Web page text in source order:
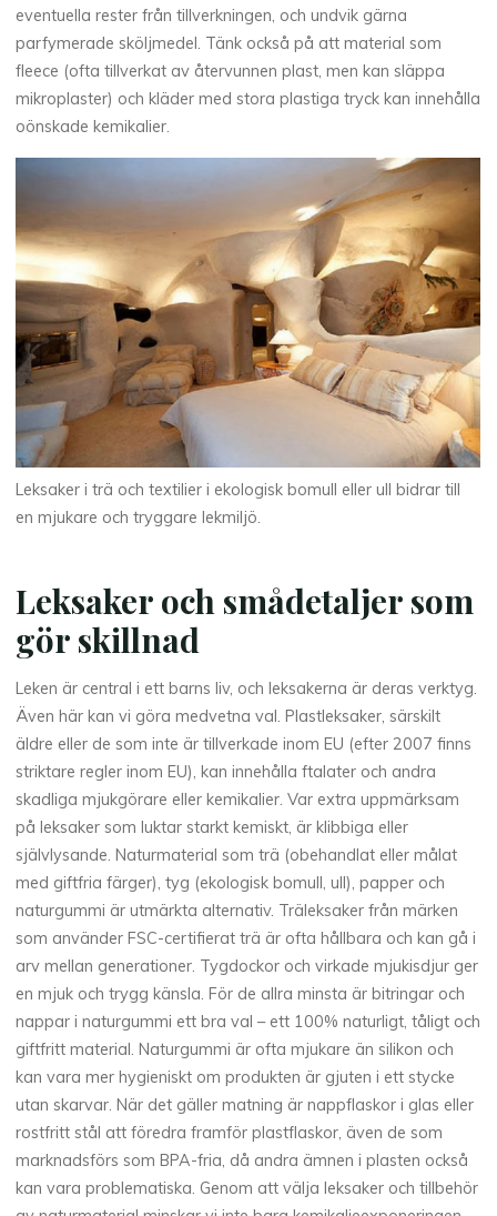
eventuella rester från tillverkningen, och undvik gärna
parfymerade sköljmedel. Tänk också på att material som
fleece (ofta tillverkat av återvunnen plast, men kan släppa
mikroplaster) och kläder med stora plastiga tryck kan innehålla
oönskade kemikalier.
Leksaker i trä och textilier i ekologisk bomull eller ull bidrar till
en mjukare och tryggare lekmiljö.
Leksaker och smådetaljer som
gör skillnad
Leken är central i ett barns liv, och leksakerna är deras verktyg.
Även här kan vi göra medvetna val. Plastleksaker, särskilt
äldre eller de som inte är tillverkade inom EU (efter 2007 finns
striktare regler inom EU), kan innehålla ftalater och andra
skadliga mjukgörare eller kemikalier. Var extra uppmärksam
på leksaker som luktar starkt kemiskt, är klibbiga eller
självlysande. Naturmaterial som trä (obehandlat eller målat
med giftfria färger), tyg (ekologisk bomull, ull), papper och
naturgummi är utmärkta alternativ. Träleksaker från märken
som använder FSC-certifierat trä är ofta hållbara och kan gå i
arv mellan generationer. Tygdockor och virkade mjukisdjur ger
en mjuk och trygg känsla. För de allra minsta är bitringar och
nappar i naturgummi ett bra val – ett 100% naturligt, tåligt och
giftfritt material. Naturgummi är ofta mjukare än silikon och
kan vara mer hygieniskt om produkten är gjuten i ett stycke
utan skarvar. När det gäller matning är nappflaskor i glas eller
rostfritt stål att föredra framför plastflaskor, även de som
marknadsförs som BPA-fria, då andra ämnen i plasten också
kan vara problematiska. Genom att välja leksaker och tillbehör